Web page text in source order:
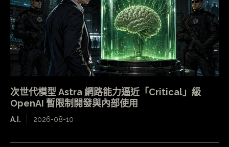
次世代模型 Astra 網路能力逼近「Critical」級
OpenAI 暫限制開發與內部使用
A.I. 2026-08-10